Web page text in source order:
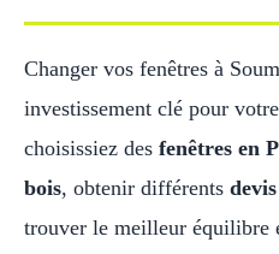
Changer vos fenêtres à
investissement clé pour
choisissiez des fenêtres en
bois, obtenir différents
trouver le meilleur équilibre